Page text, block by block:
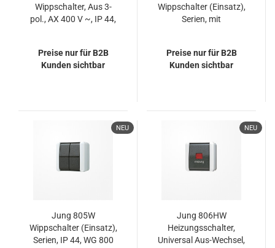
Wippschalter, Aus 3-
pol., AX 400 V ~, IP 44,
Preise nur für B2B
Kunden sichtbar
Wippschalter (Einsatz),
Serien, mit
Preise nur für B2B
Kunden sichtbar
NEU
Jung 805W
Wippschalter (Einsatz),
Serien, IP 44, WG 800
NEU
Jung 806HW
Heizungsschalter,
Universal Aus-Wechsel,